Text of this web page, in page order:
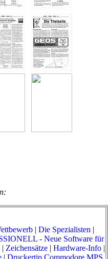
| Die Spezialisten |
- Neue Software für
| Zeichensätze| Hardware-Info|
| Druckertip Commodore MPS